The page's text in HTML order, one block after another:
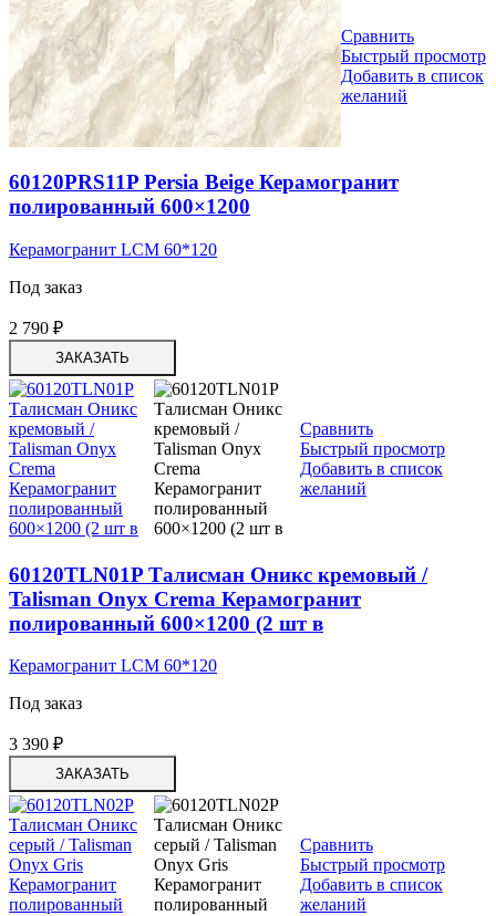
Сравнить
Быстрый просмотр
Добавить в список
желаний
60120PRS11P Persia Beige Керамогранит
полированный 600×1200
Керамогранит LCM 60*120
Под заказ
2 790 ₽
ЗАКАЗАТЬ
Сравнить
Быстрый просмотр
Добавить в список
желаний
60120TLN01P Талисман Оникс кремовый /
Talisman Onyx Crema Керамогранит
полированный 600×1200 (2 шт в
Керамогранит LCM 60*120
Под заказ
3 390 ₽
ЗАКАЗАТЬ
Сравнить
Быстрый просмотр
Добавить в список
желаний